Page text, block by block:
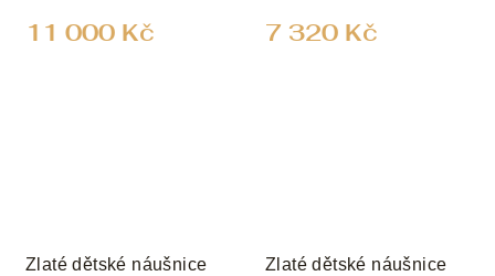
11 000 Kč 7 320 Kč
Zlaté dětské náušnice
Zlaté dětské náušnice